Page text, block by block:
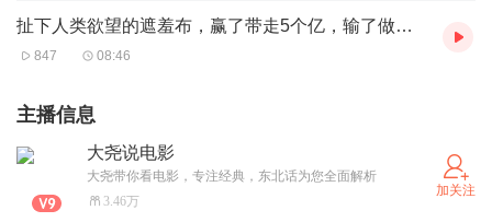
扯下人类欲望的遮羞布，赢了带走5个亿，输了做奴隶130年（第一集）
847 08:46
主播信息
大尧说电影
大尧带你看电影，专注经典，东北话为您全面解析
3.46万
加关注